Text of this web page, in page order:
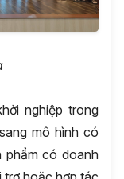
nghiệp trong
mô hình có
phẩm có doanh